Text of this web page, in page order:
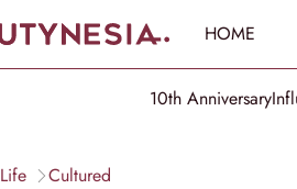
HOME
10th Anniversary
Life Cultured